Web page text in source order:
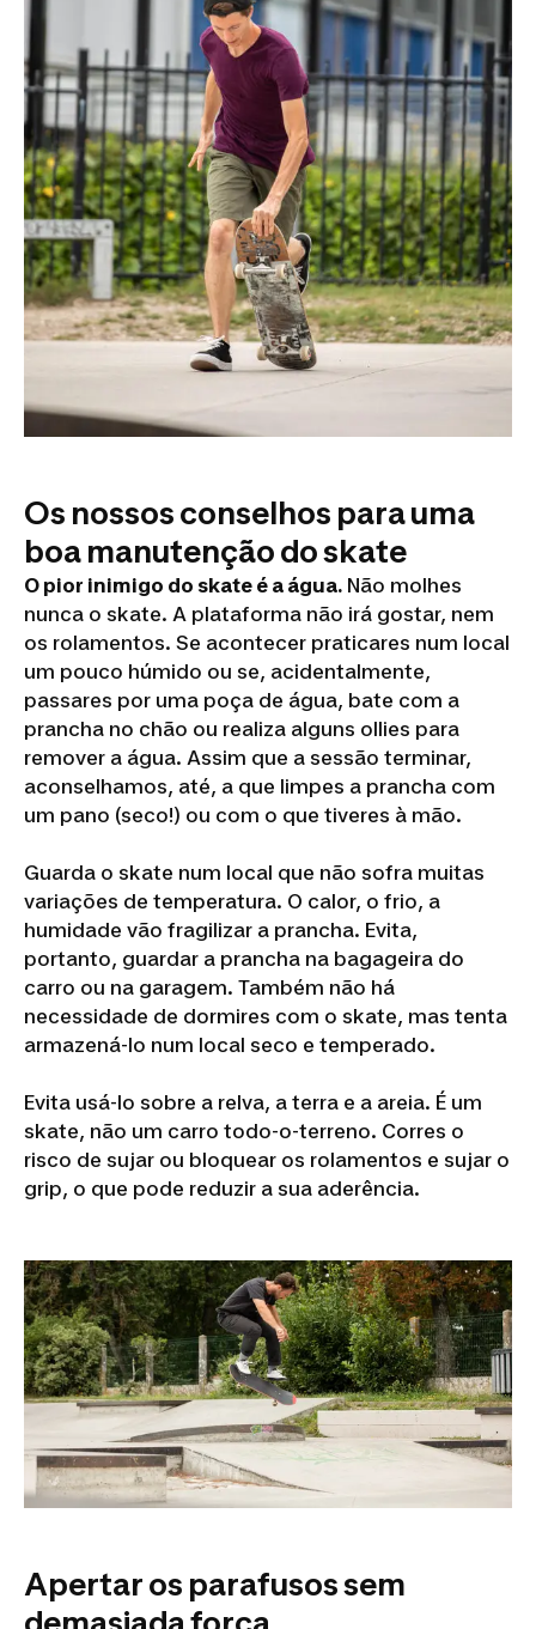
Os nossos conselhos para uma
boa manutenção do skate
O pior inimigo do skate é a água. Não molhes
nunca o skate. A plataforma não irá gostar, nem
os rolamentos. Se acontecer praticares num local
um pouco húmido ou se, acidentalmente,
passares por uma poça de água, bate com a
prancha no chão ou realiza alguns ollies para
remover a água. Assim que a sessão terminar,
aconselhamos, até, a que limpes a prancha com
um pano (seco!) ou com o que tiveres à mão.
Guarda o skate num local que não sofra muitas
variações de temperatura. O calor, o frio, a
humidade vão fragilizar a prancha. Evita,
portanto, guardar a prancha na bagageira do
carro ou na garagem. Também não há
necessidade de dormires com o skate, mas tenta
armazená-lo num local seco e temperado.
Evita usá-lo sobre a relva, a terra e a areia. É um
skate, não um carro todo-o-terreno. Corres o
risco de sujar ou bloquear os rolamentos e sujar o
grip, o que pode reduzir a sua aderência.
Apertar os parafusos sem